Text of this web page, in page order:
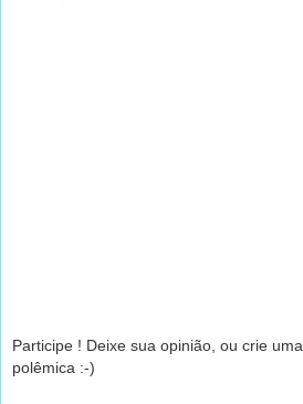
Participe ! Deixe sua opinião, ou crie uma
polêmica :-)